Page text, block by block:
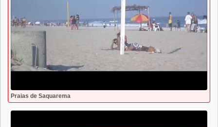
Praias de Saquarema